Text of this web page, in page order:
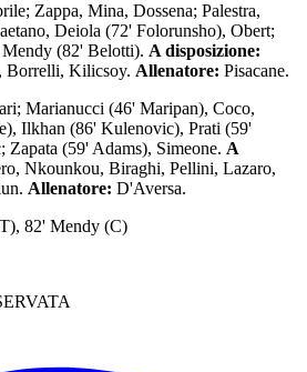
Zappa, Mina, Dossena; Palestra,
Deiola (72' Folorunsho), Obert;
(82' Belotti). A disposizione:
Borrelli, Kilicsoy. Allenatore: Pisacane.
Marianucci (46' Maripan), Coco,
Ilkhan (86' Kulenovic), Prati (59'
Zapata (59' Adams), Simeone. A
Nkounkou, Biraghi, Pellini, Lazaro,
Allenatore: D'Aversa.
82' Mendy (C)